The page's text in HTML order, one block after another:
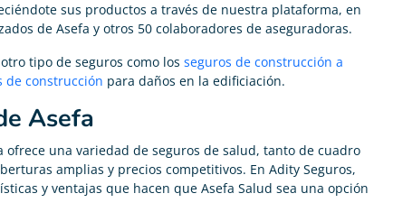
sus productos a través de nuestra plataforma, en
de Asefa y otros 50 colaboradores de aseguradoras.
tipo de seguros como los seguros de construcción a
de construcción para daños en la edificiación.
Asefa
ofrece una variedad de seguros de salud, tanto de cuadro
amplias y precios competitivos. En Adity Seguros,
y ventajas que hacen que Asefa Salud sea una opción